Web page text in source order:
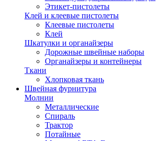
Этикет-пистолеты
Клей и клеевые пистолеты
Клеевые пистолеты
Клей
Шкатулки и органайзеры
Дорожные швейные наборы
Органайзеры и контейнеры
Ткани
Хлопковая ткань
Швейная фурнитура
Молнии
Металлические
Спираль
Трактор
Потайные